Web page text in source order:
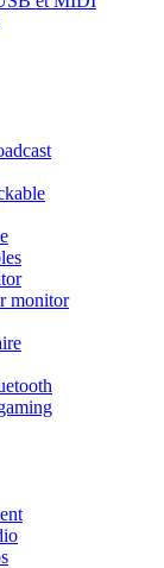
monitor